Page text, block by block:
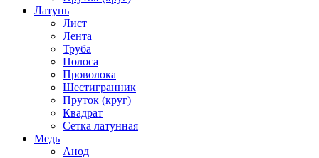
Латунь
Лист
Лента
Труба
Полоса
Проволока
Шестигранник
Пруток (круг)
Квадрат
Сетка латунная
Медь
Анод